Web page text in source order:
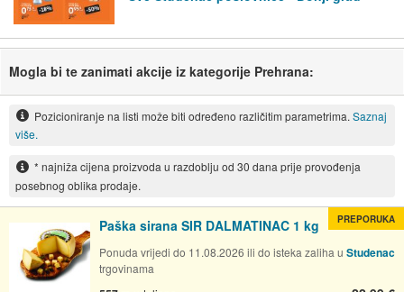
Mogla bi te zanimati akcije iz kategorije Prehrana:
Pozicioniranje na listi može biti određeno različitim parametrima. Saznaj
više.
* najniža cijena proizvoda u razdoblju od 30 dana prije provođenja
posebnog oblika prodaje.
Paška sirana SIR DALMATINAC 1 kg
Ponuda vrijedi do 11.08.2026 ili do isteka zaliha u Studenac
trgovinama
PREPORUKA